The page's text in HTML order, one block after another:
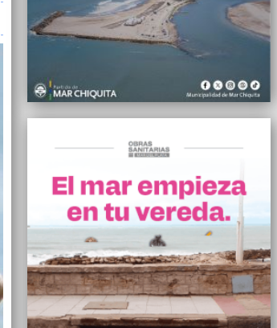
28/12/2009 13:42
Durante una pelea callejera asesinaron a un
joven de La Herradura
Por las fiestas, hubo una buena movida
comercial en la ciudad
Plata o en la Capital Federal
27/12/2009 13:53
Valientes debutó en Mar del Plata con
localidades agotadas
26/12/2009 13:19
Mar del Plata se prepara para el mejor verano
de los últimos años
25/12/2009 12:10
Fort estrenó playa propia en Mar del Plata